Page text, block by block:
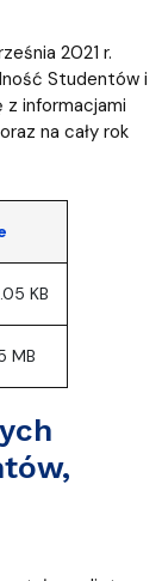
2021 r.
Studentów i
z informacjami
na cały rok
KB
MB